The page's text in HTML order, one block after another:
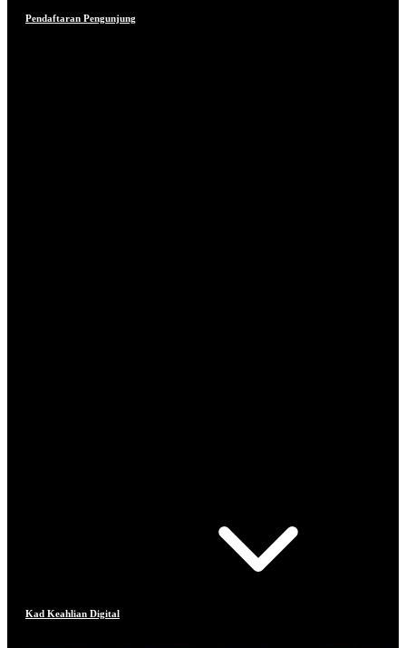
Pendaftaran Pengunjung
Kad Keahlian Digital